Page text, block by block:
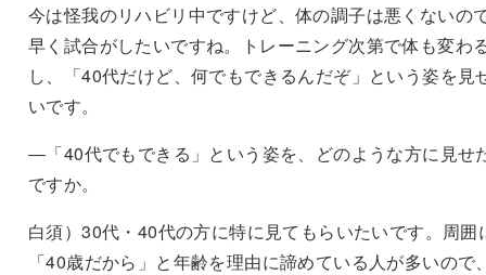
今は怪我のリハビリ中ですけど、体の調子は悪くないの
早く試合がしたいですね。トレーニング次第で体も変わ
し、「40代だけど、何でもできるんだぞ」という姿を見
いです。
―「40代でもできる」という姿を、どのような方に見せ
ですか。
白須）30代・40代の方に特に見てもらいたいです。周囲
「40歳だから」と年齢を理由に諦めている人が多いので